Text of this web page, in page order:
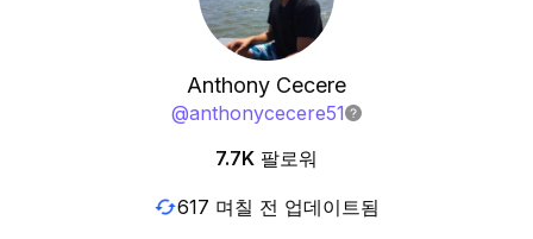
Anthony Cecere
@anthonycecere51
7.7K 팔로워
617 며칠 전 업데이트됨